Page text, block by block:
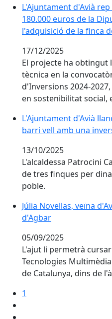
L'Ajuntament d'Avià
L'Ajuntament d'Avià
180.000 euros de la
l'adquisició de la finca
17/12/2025
El projecte ha obtingut
tècnica en la
d'Inversions 2024-
en sostenibilitat social,
L'Ajuntament d'Avià
L'Ajuntament d'Avià
barri vell amb una
13/10/2025
L'alcaldessa Patrocini
de tres finques per
poble.
Júlia Novellas, veïna
Júlia Novellas, veïna
d'Agbar
05/09/2025
L'ajut li permetrà
Tecnologies
de Catalunya, dins de
1